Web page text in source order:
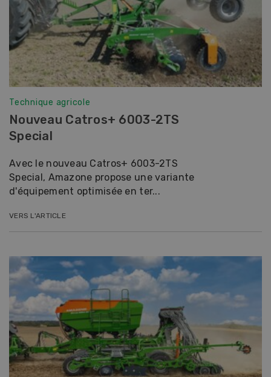
Technique agricole
Nouveau Catros+ 6003-2TS
Special
Avec le nouveau Catros+ 6003-2TS
Special, Amazone propose une variante
d'équipement optimisée en ter...
VERS L'ARTICLE